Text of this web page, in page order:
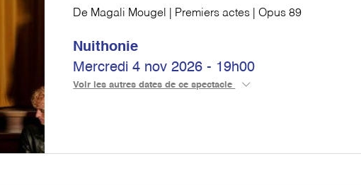
De Magali Mougel | Premiers actes | Opus 89
Nuithonie
Mercredi 4 nov 2026 - 19h00
Voir les autres dates de ce spectacle